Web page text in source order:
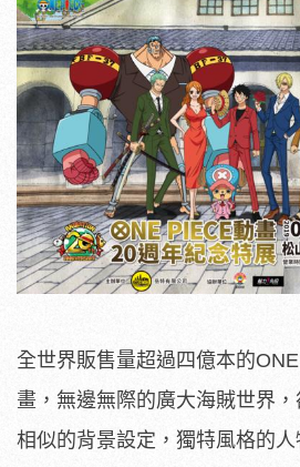
全世界販售量超過四億本的
畫，無邊無際的廣大海賊世界
相似的背景設定，獨特風格的人